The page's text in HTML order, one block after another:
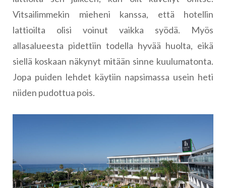
Vitsailimmekin mieheni kanssa, että hotellin
lattioilta olisi voinut vaikka syödä. Myös
allasalueesta pidettiin todella hyvää huolta, eikä
siellä koskaan näkynyt mitään sinne kuulumatonta.
Jopa puiden lehdet käytiin napsimassa usein heti
niiden pudottua pois.